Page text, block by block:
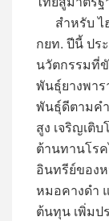
สำหรับ ไ
กยท. ปีนี้ ปร
นวัตกรรมที่
พันธุ์ยางพาร
พันธุ์ดีตามค
สูง เจริญเติ
ต้านทานโร
อินทรีย์ของ
หมอคางดำ
ต้นทุน เพิ่มป